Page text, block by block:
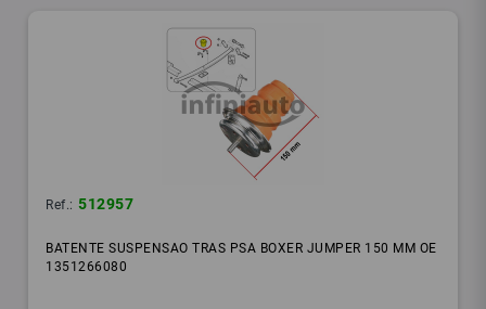
Ref.: 512957
BATENTE SUSPENSAO TRAS PSA BOXER JUMPER 150 MM OE
1351266080